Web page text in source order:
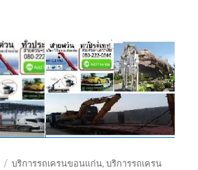
Tags
บริการรถเครนขอนแก่น,บริการรถเครน